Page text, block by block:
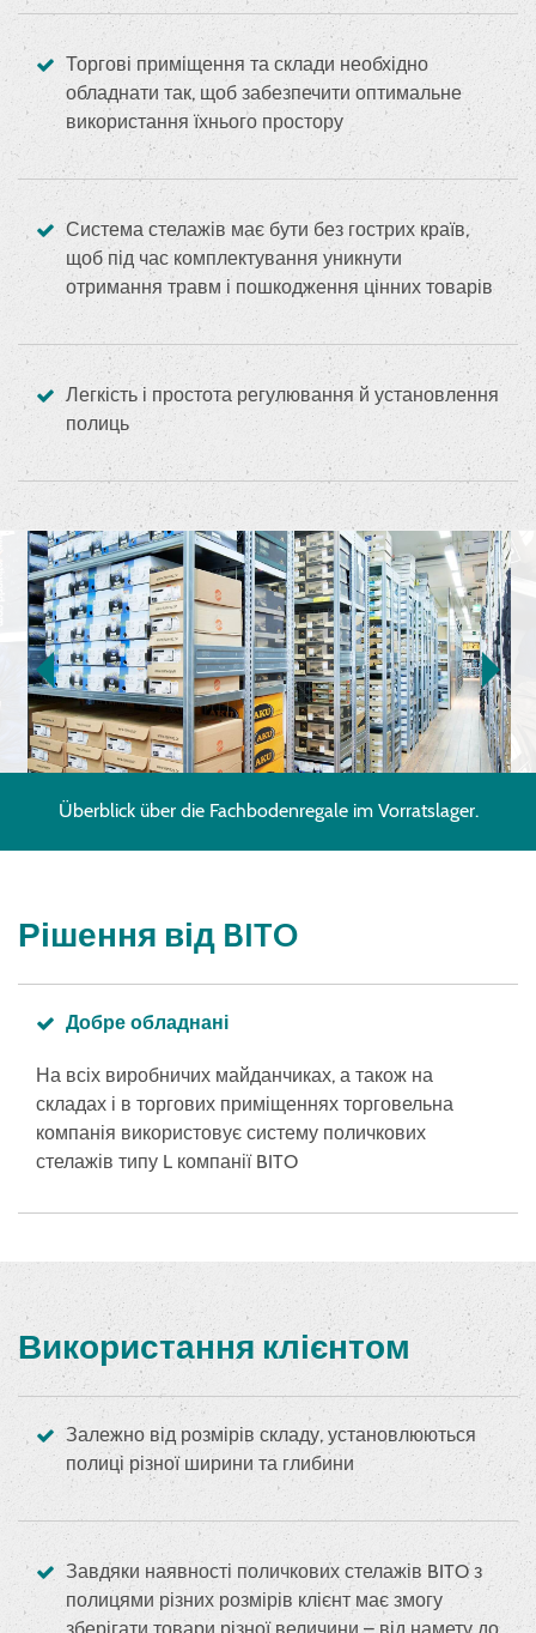
Торгові приміщення та склади необхідно
обладнати так, щоб забезпечити оптимальне
використання їхнього простору
Система стелажів має бути без гострих країв,
щоб під час комплектування уникнути
отримання травм і пошкодження цінних товарів
Легкість і простота регулювання й установлення
полиць
Überblick über die Fachbodenregale im Vorratslager.
Рішення від BITO
Добре обладнані
На всіх виробничих майданчиках, а також на
складах і в торгових приміщеннях торговельна
компанія використовує систему поличкових
стелажів типу L компанії BITO
Використання клієнтом
Залежно від розмірів складу, установлюються
полиці різної ширини та глибини
Завдяки наявності поличкових стелажів BITO з
полицями різних розмірів клієнт має змогу